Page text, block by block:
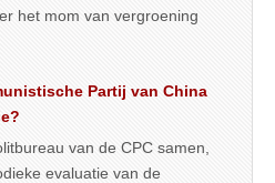
het mom van vergroening
Partij van China
van de CPC samen,
evaluatie van de